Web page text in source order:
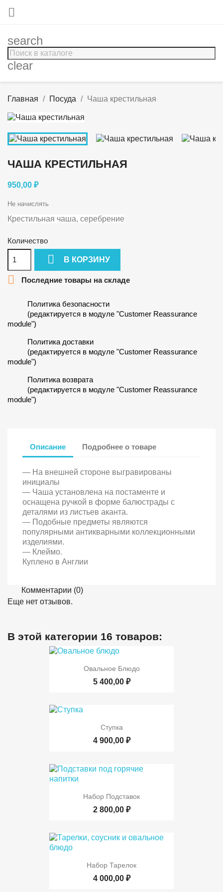

search
clear
Главная Посуда Чаша крестильная
ЧАША КРЕСТИЛЬНАЯ
950,00 ₽
Не начислять
Крестильная чаша, серебрение
Количество
 В КОРЗИНУ
 Последние товары на складе
Политика безопасности
(редактируется в модуле "Customer Reassurance
module")
Политика доставки
(редактируется в модуле "Customer Reassurance
module")
Политика возврата
(редактируется в модуле "Customer Reassurance
module")
Описание Подробнее о товаре
— На внешней стороне выгравированы
инициалы
— Чаша установлена на постаменте и
оснащена ручкой в форме балюстрады с
деталями из листьев аканта.
— Подобные предметы являются
популярными антикварными коллекционными
изделиями.
— Клеймо.
Куплено в Англии
Комментарии (0)
Еще нет отзывов.
В этой категории 16 товаров:
Овальное Блюдо
5 400,00 ₽
Ступка
4 900,00 ₽
Набор Подставок
2 800,00 ₽
Набор Тарелок
4 000,00 ₽